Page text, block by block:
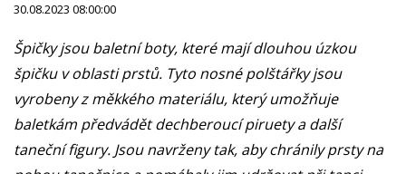
30.08.2023 08:00:00
Špičky jsou baletní boty, které mají dlouhou úzkou
špičku v oblasti prstů. Tyto nosné polštářky jsou
vyrobeny z měkkého materiálu, který umožňuje
baletkám předvádět dechberoucí piruety a další
taneční figury. Jsou navrženy tak, aby chránily prsty na